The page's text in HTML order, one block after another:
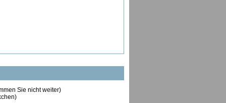
Sie nicht weiter)